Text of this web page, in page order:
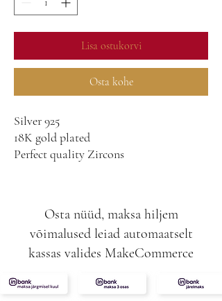
Lisa ostukorvi
Osta kohe
Silver 925
18K gold plated
Perfect quality Zircons
Osta nüüd, maksa hiljem
võimalused leiad automaatselt
kassas valides MakeCommerce